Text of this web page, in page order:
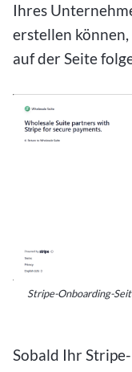
Ihres
erstellen
auf der Seite
Stripe-Onboarding-
Sobald Ihr